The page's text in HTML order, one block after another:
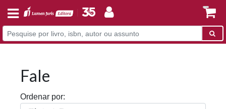
Fale
Ordenar por: